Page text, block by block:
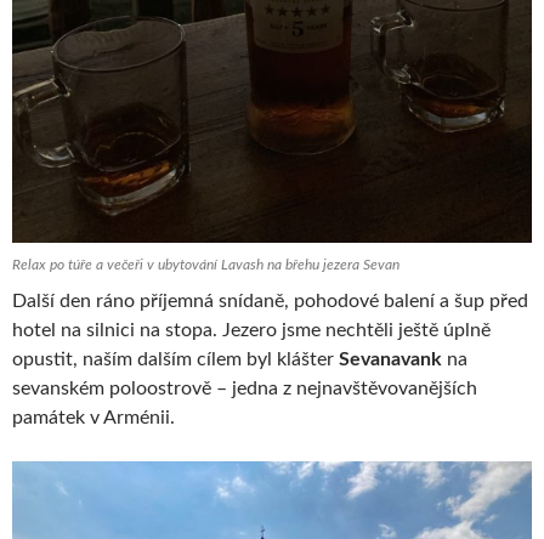
Relax po túře a večeři v ubytování Lavash na břehu jezera Sevan
Další den ráno příjemná snídaně, pohodové balení a šup před
hotel na silnici na stopa. Jezero jsme nechtěli ještě úplně
opustit, naším dalším cílem byl klášter Sevanavank na
sevanském poloostrově – jedna z nejnavštěvovanějších
památek v Arménii.